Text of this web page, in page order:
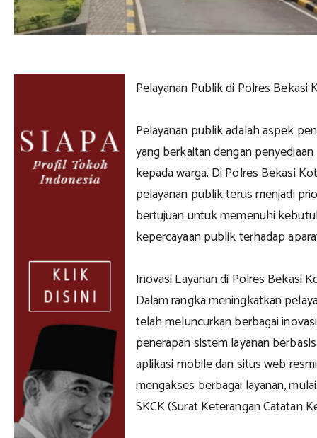
Pelayanan Publik di Polres Bekasi
Pelayanan publik adalah aspek
yang berkaitan dengan
kepada warga. Di Polres Bekasi
pelayanan publik terus menjadi
bertujuan untuk memenuhi
kepercayaan publik terhadap
Inovasi Layanan di Polres Bekasi
Dalam rangka meningkatkan
telah meluncurkan berbagai
penerapan sistem layanan
aplikasi mobile dan situs web
mengakses berbagai layanan,
SKCK (Surat Keterangan Catatan